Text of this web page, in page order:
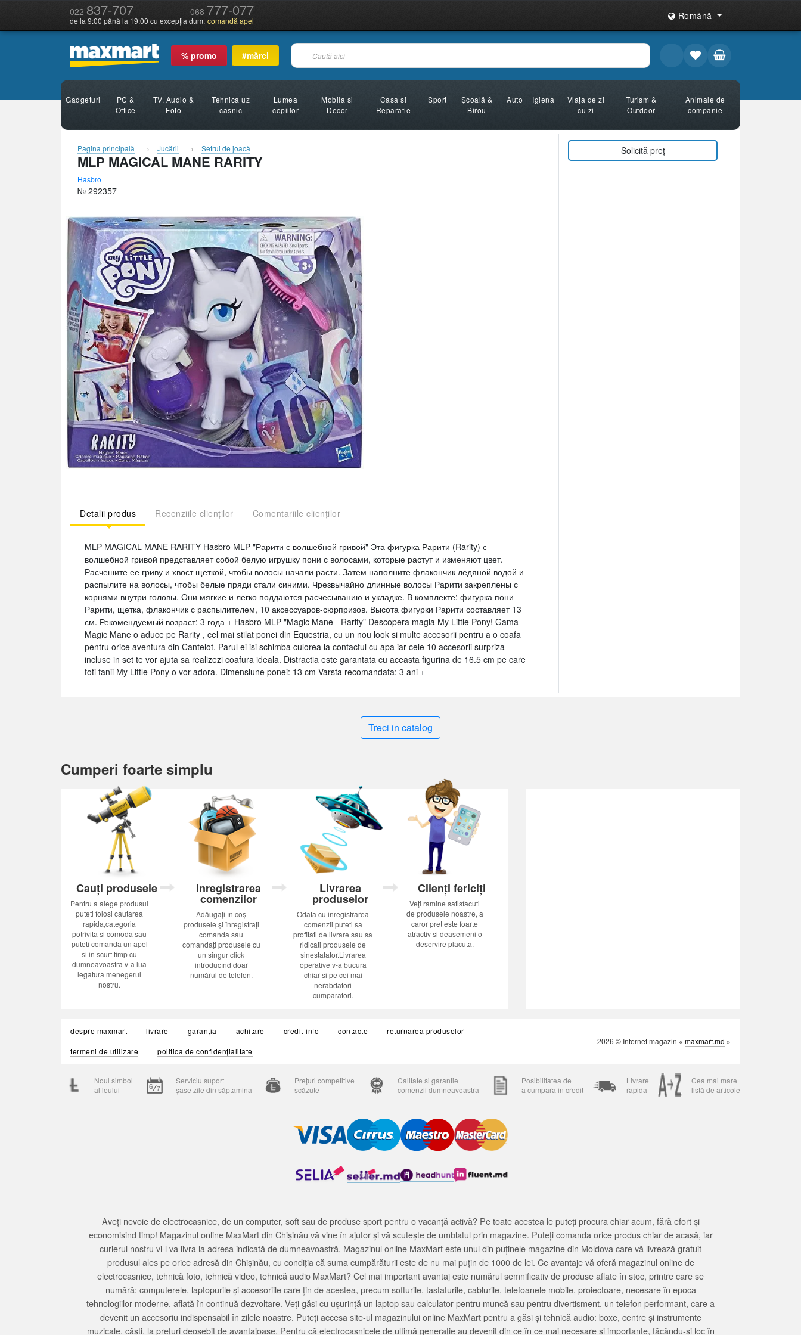
022 837-707 068 777-077
de la 9:00 până la 19:00 cu excepția dum. comandă apel Română
% promo #mărci
Gadgeturi
PC &
Office
TV, Audio &
Foto
Tehnica uz
casnic
Lumea
copiilor
Mobila si
Decor
Casa si
Reparatie
Sport
Şcoală &
Birou
Auto Igiena
Viața de zi
cu zi
Turism &
Outdoor
Animale de
companie
Pagina principală Jucării Setrui de joacă
MLP MAGICAL MANE RARITY
Hasbro
№ 292357
Detalii produs Recenziile clienților Comentariile clienților
MLP MAGICAL MANE RARITY Hasbro MLP "Рарити с волшебной гривой" Эта фигурка Рарити (Rarity) с
волшебной гривой представляет собой белую игрушку пони с волосами, которые растут и изменяют цвет.
Расчешите ее гриву и хвост щеткой, чтобы волосы начали расти. Затем наполните флакончик ледяной водой и
распылите на волосы, чтобы белые пряди стали синими. Чрезвычайно длинные волосы Рарити закреплены с
корнями внутри головы. Они мягкие и легко поддаются расчесыванию и укладке. В комплекте: фигурка пони
Рарити, щетка, флакончик с распылителем, 10 аксессуаров-сюрпризов. Высота фигурки Рарити составляет 13
см. Рекомендуемый возраст: 3 года + Hasbro MLP "Magic Mane - Rarity" Descopera magia My Little Pony! Gama
Magic Mane o aduce pe Rarity , cel mai stilat ponei din Equestria, cu un nou look si multe accesorii pentru a o coafa
pentru orice aventura din Cantelot. Parul ei isi schimba culorea la contactul cu apa iar cele 10 accesorii surpriza
incluse in set te vor ajuta sa realizezi coafura ideala. Distractia este garantata cu aceasta figurina de 16.5 cm pe care
toti fanii My Little Pony o vor adora. Dimensiune ponei: 13 cm Varsta recomandata: 3 ani +
Solicită preț
Treci in catalog
Cumperi foarte simplu
Cauți produsele
Pentru a alege produsul
puteti folosi cautarea
rapida,categoria
potrivita si comoda sau
puteti comanda un apel
si in scurt timp cu
dumneavoastra v-a lua
legatura menegerul
nostru.
Inregistrarea
comenzilor
Adăugați în coș
produsele și înregistrați
comanda sau
comandați produsele cu
un singur click
introducînd doar
numărul de telefon.
Livrarea
produselor
Odata cu inregistrarea
comenzii puteti sa
profitati de livrare sau sa
ridicati produsele de
sinestatator.Livrarea
operative v-a bucura
chiar si pe cei mai
nerabdatori
cumparatori.
Clienți fericiți
Veți ramine satisfacuti
de produsele noastre, a
caror pret este foarte
atractiv si deasemeni o
deservire placuta.
despre maxmart livrare garanția achitare credit-info contacte
returnarea produselor
termeni de utilizare
politica de confidențialitate
2026 © Internet magazin « maxmart.md »
Noul simbol
al leului
Serviciu suport
șase zile din săptamina
Prețuri competitive
scăzute
Calitate si garantie
comenzii dumneavoastra
Posibilitatea de
a cumpara in credit
Livrare
rapida
Cea mai mare
listă de articole
Aveți nevoie de electrocasnice, de un computer, soft sau de produse sport pentru o vacanță activă? Pe toate acestea le puteți procura chiar acum, fără efort și
economisind timp! Magazinul online MaxMart din Chișinău vă vine în ajutor și vă scutește de umblatul prin magazine. Puteți comanda orice produs chiar de acasă, iar
curierul nostru vi-l va livra la adresa indicată de dumneavoastră. Magazinul online MaxMart este unul din puținele magazine din Moldova care vă livrează gratuit
produsul ales pe orice adresă din Chișinău, cu condiția că suma cumpărăturii este de nu mai puțin de 1000 de lei. Ce avantaje vă oferă magazinul online de
electrocasnice, tehnică foto, tehnică video, tehnică audio MaxMart? Cel mai important avantaj este numărul semnificativ de produse aflate în stoc, printre care se
numără: computerele, laptopurile și accesoriile care țin de acestea, precum softurile, tastaturile, cablurile, telefoanele mobile, proiectoare, necesare în epoca
tehnologiilor moderne, aflată în continuă dezvoltare. Veți găsi cu ușurință un laptop sau calculator pentru muncă sau pentru divertisment, un telefon performant, care a
devenit un accesoriu indispensabil în zilele noastre. Puteți accesa site-ul magazinului online MaxMart pentru a găsi și tehnică audio: boxe, centre și instrumente
muzicale, căști, la prețuri deosebit de avantajoase. Pentru că electrocasnicele de ultimă generație au devenit din ce în ce mai necesare și importante, făcându-și loc în